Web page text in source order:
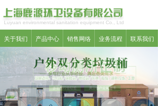
Luyuan environmental sanitation equipment Co., Ltd
关于我们 产品中心 销售网络 业务流程 联系我们